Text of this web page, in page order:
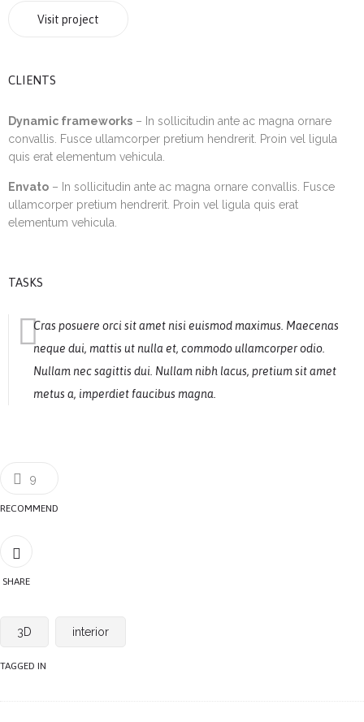
Visit project
CLIENTS
Dynamic frameworks – In sollicitudin ante ac magna ornare
convallis. Fusce ullamcorper pretium hendrerit. Proin vel ligula
quis erat elementum vehicula.
Envato – In sollicitudin ante ac magna ornare convallis. Fusce
ullamcorper pretium hendrerit. Proin vel ligula quis erat
elementum vehicula.
TASKS
Cras posuere orci sit amet nisi euismod maximus. Maecenas
neque dui, mattis ut nulla et, commodo ullamcorper odio.
Nullam nec sagittis dui. Nullam nibh lacus, pretium sit amet
metus a, imperdiet faucibus magna.
9
RECOMMEND
SHARE
3D interior
TAGGED IN